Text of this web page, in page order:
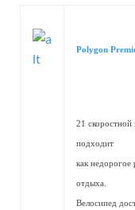
Polygon
21 скоростной
подходит
как недорогое
отдыха.
Велосипед